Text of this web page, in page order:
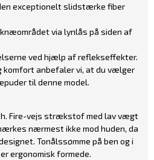
den exceptionelt slidstærke fiber
via lynlås på siden af
ved hjælp af reflekseffekter.
komfort anbefaler vi, at du vælger
til denne model.
Fire-vejs strækstof med lav vægt
nærmest ikke mod huden, da
Tonålssømme på ben og i
ergonomisk formede.